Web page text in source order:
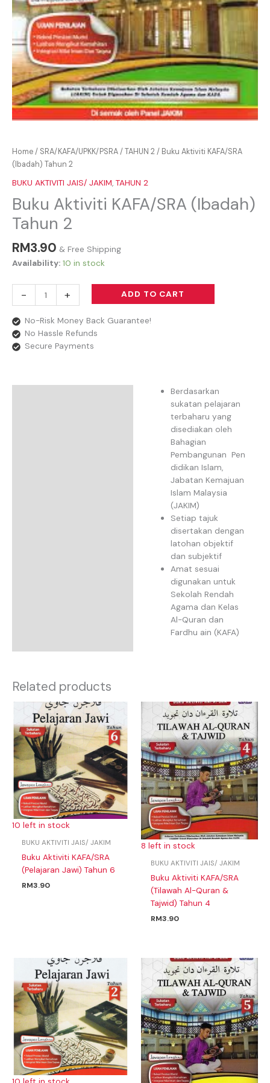
Home/ SRA/KAFA/UPKK/PSRA/TAHUN 2/ Buku Aktiviti KAFA/SRA
(Ibadah) Tahun 2
BUKU AKTIVITI JAIS/ JAKIM, TAHUN 2
Buku Aktiviti KAFA/SRA (Ibadah)
Tahun 2
RM3.90 & Free Shipping
Availability: 10 in stock
- + ADD TO CART
No-Risk Money Back Guarantee!
No Hassle Refunds
Secure Payments
Berdasarkan
sukatan pelajaran
terbaharu yang
disediakan oleh
Bahagian
Pembangunan Pen
didikan Islam,
Jabatan Kemajuan
Islam Malaysia
(JAKIM)
Setiap tajuk
disertakan dengan
latohan objektif
dan subjektif
Amat sesuai
digunakan untuk
Sekolah Rendah
Agama dan Kelas
Al-Quran dan
Fardhu ain (KAFA)
Related products
10 left in stock
BUKU AKTIVITI JAIS/ JAKIM
Buku Aktiviti KAFA/SRA
(Pelajaran Jawi) Tahun 6
RM3.90
8 left in stock
BUKU AKTIVITI JAIS/ JAKIM
Buku Aktiviti KAFA/SRA
(Tilawah Al-Quran &
Tajwid) Tahun 4
RM3.90